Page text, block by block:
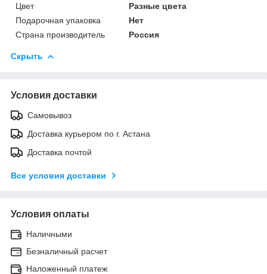
Цвет
Разные цвета
Подарочная упаковка
Нет
Страна производитель
Россия
Скрыть
Условия доставки
Самовывоз
Доставка курьером по г. Астана
Доставка почтой
Все условия доставки
Условия оплаты
Наличными
Безналичный расчет
Наложенный платеж